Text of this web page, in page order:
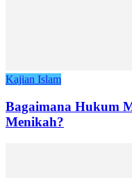
Kajian Islam
Bagaimana Hukum
Menikah?